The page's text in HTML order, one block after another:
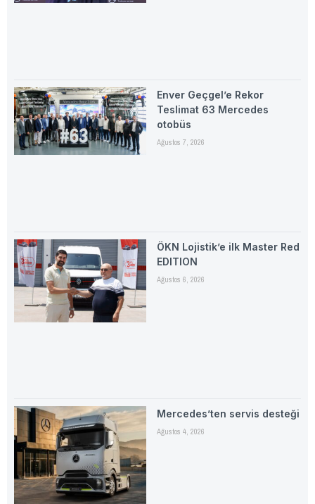
Enver Geçgel’e Rekor
Teslimat 63 Mercedes
otobüs
Ağustos 7, 2026
ÖKN Lojistik’e ilk Master Red
EDITION
Ağustos 6, 2026
Mercedes’ten servis desteği
Ağustos 4, 2026